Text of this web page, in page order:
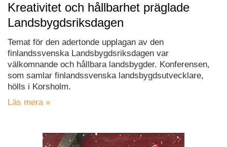
Kreativitet och hållbarhet präglade
Landsbygdsriksdagen
Temat för den adertonde upplagan av den
finlandssvenska Landsbygdsriksdagen var
välkomnande och hållbara landsbygder. Konferensen,
som samlar finlandssvenska landsbygdsutvecklare,
hölls i Korsholm.
Läs mera »